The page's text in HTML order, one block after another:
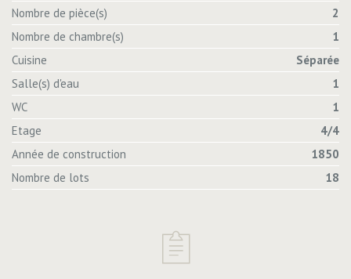
Nombre de pièce(s)
2
Nombre de chambre(s)
1
Cuisine
Séparée
Salle(s) d'eau
1
WC
1
Etage
4/4
Année de construction
1850
Nombre de lots
18